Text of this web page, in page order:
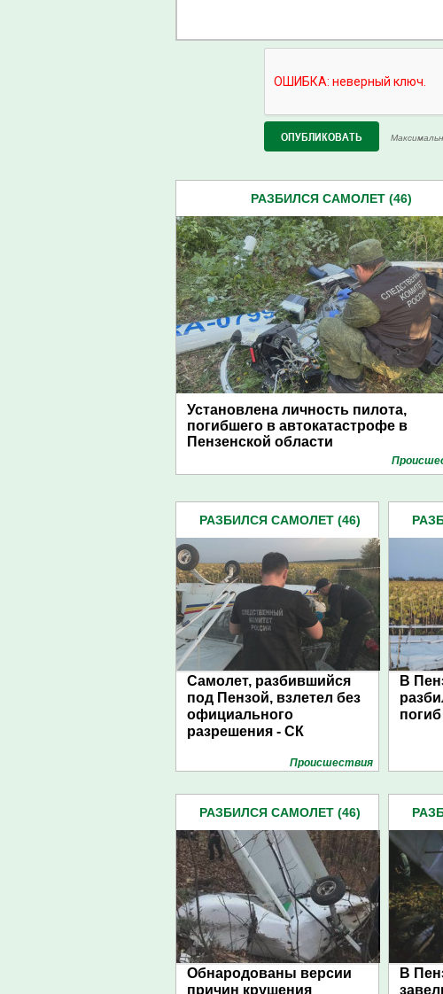
РАЗБИЛСЯ САМОЛЕТ (46)
Установлена личность пилота,
погибшего в автокатастрофе в
Пензенской области
РАЗБИЛСЯ САМОЛЕТ (46)
Самолет, разбившийся
под Пензой, взлетел без
официального
разрешения - СК
Проиcшествия
В
погиб
РАЗБИЛСЯ САМОЛЕТ (46)
Обнародованы версии
причин крушения
В